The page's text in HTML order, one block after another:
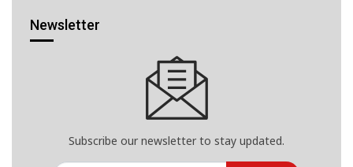
Newsletter
Subscribe our newsletter to stay updated.